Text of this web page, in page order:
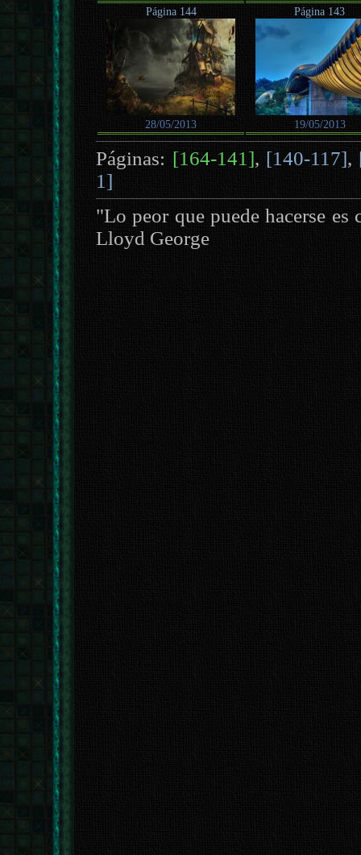
Página 144
28/05/2013
Página 143
19/05/2013
Páginas: [164-141], [140-117],
1]
"Lo peor que puede hacerse
Lloyd George